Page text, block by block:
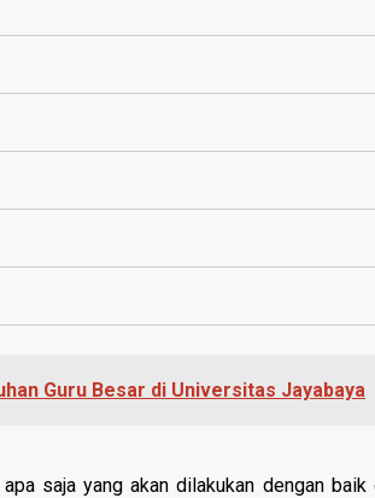
Guru Besar di Universitas Jayabaya
saja yang akan dilakukan dengan baik